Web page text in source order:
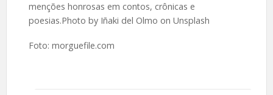
menções honrosas em contos, crônicas e
poesias.Photo by Iñaki del Olmo on Unsplash
Foto: morguefile.com